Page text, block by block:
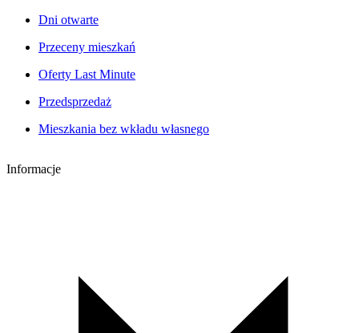
Dni otwarte
Przeceny mieszkań
Oferty Last Minute
Przedsprzedaż
Mieszkania bez wkładu własnego
Informacje